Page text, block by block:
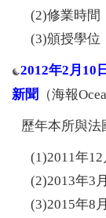
(2)修業時間
(3)頒授學位
2012年2月10
新聞
（海報
歷年本所與法
(1)2011年12
(2)2013年3月
(3)2015年8月